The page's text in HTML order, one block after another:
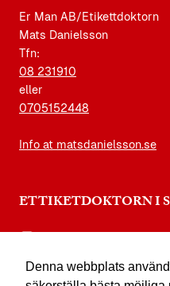
Denna webbplats
Er Man AB/Etikettdoktorn
Mats Danielsson
Tfn:
08 231910
eller
0705152448
Info at matsdanielsson.se
ETTIKETDOKTORN I
facebook.com/